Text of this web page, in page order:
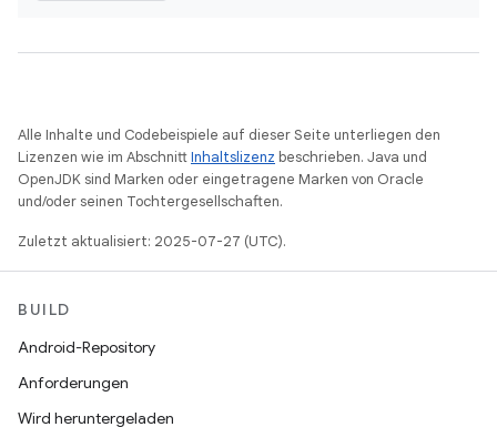
Alle Inhalte und Codebeispiele auf dieser Seite unterliegen den
Lizenzen wie im AbschnittInhaltslizenz beschrieben. Java und
OpenJDK sind Marken oder eingetragene Marken von Oracle
und/oder seinen Tochtergesellschaften.
Zuletzt aktualisiert: 2025-07-27 (UTC).
BUILD
Android-Repository
Anforderungen
Wird heruntergeladen